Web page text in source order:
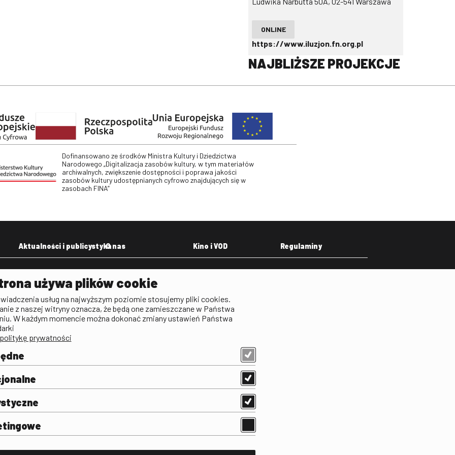
ONLINE
https://www.iluzjon.fn.org.pl
NAJBLIŻSZE PROJEKCJE
Dofinansowano ze środków Ministra Kultury i Dziedzictwa
Narodowego „Digitalizacja zasobów kultury, w tym materiałów
archiwalnych, zwiększenie dostępności i poprawa jakości
zasobów kultury udostępnianych cyfrowo znajdujących się w
zasobach FINA”
i
Aktualności i publicystyka
Aktualności
Publicystyka filmowa
O nas
Deklaracja dostępności
Polityka antykorupcyjna
Praca w FINA
Kino i VOD Regulaminy
używa plików cookie
usług na najwyższym poziomie stosujemy pliki cookies.
z naszej witryny oznacza, że będą one zamieszczane w Państwa
W każdym momencie można dokonać zmiany ustawień Państwa
prywatności